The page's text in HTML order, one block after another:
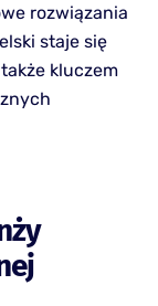
rozwiązania
staje się
kluczem